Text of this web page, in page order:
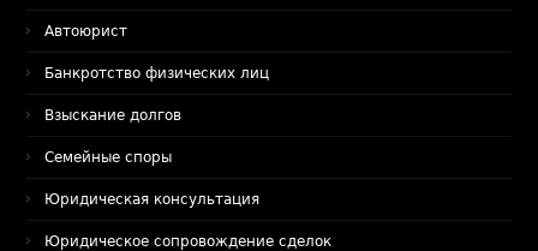
Автоюрист
Банкротство физических лиц
Взыскание долгов
Семейные споры
Юридическая консультация
Юридическое сопровождение сделок